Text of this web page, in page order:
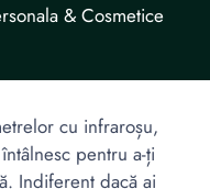
& Cosmetice
cu infraroșu,
pentru a-ți
Indiferent dacă ai